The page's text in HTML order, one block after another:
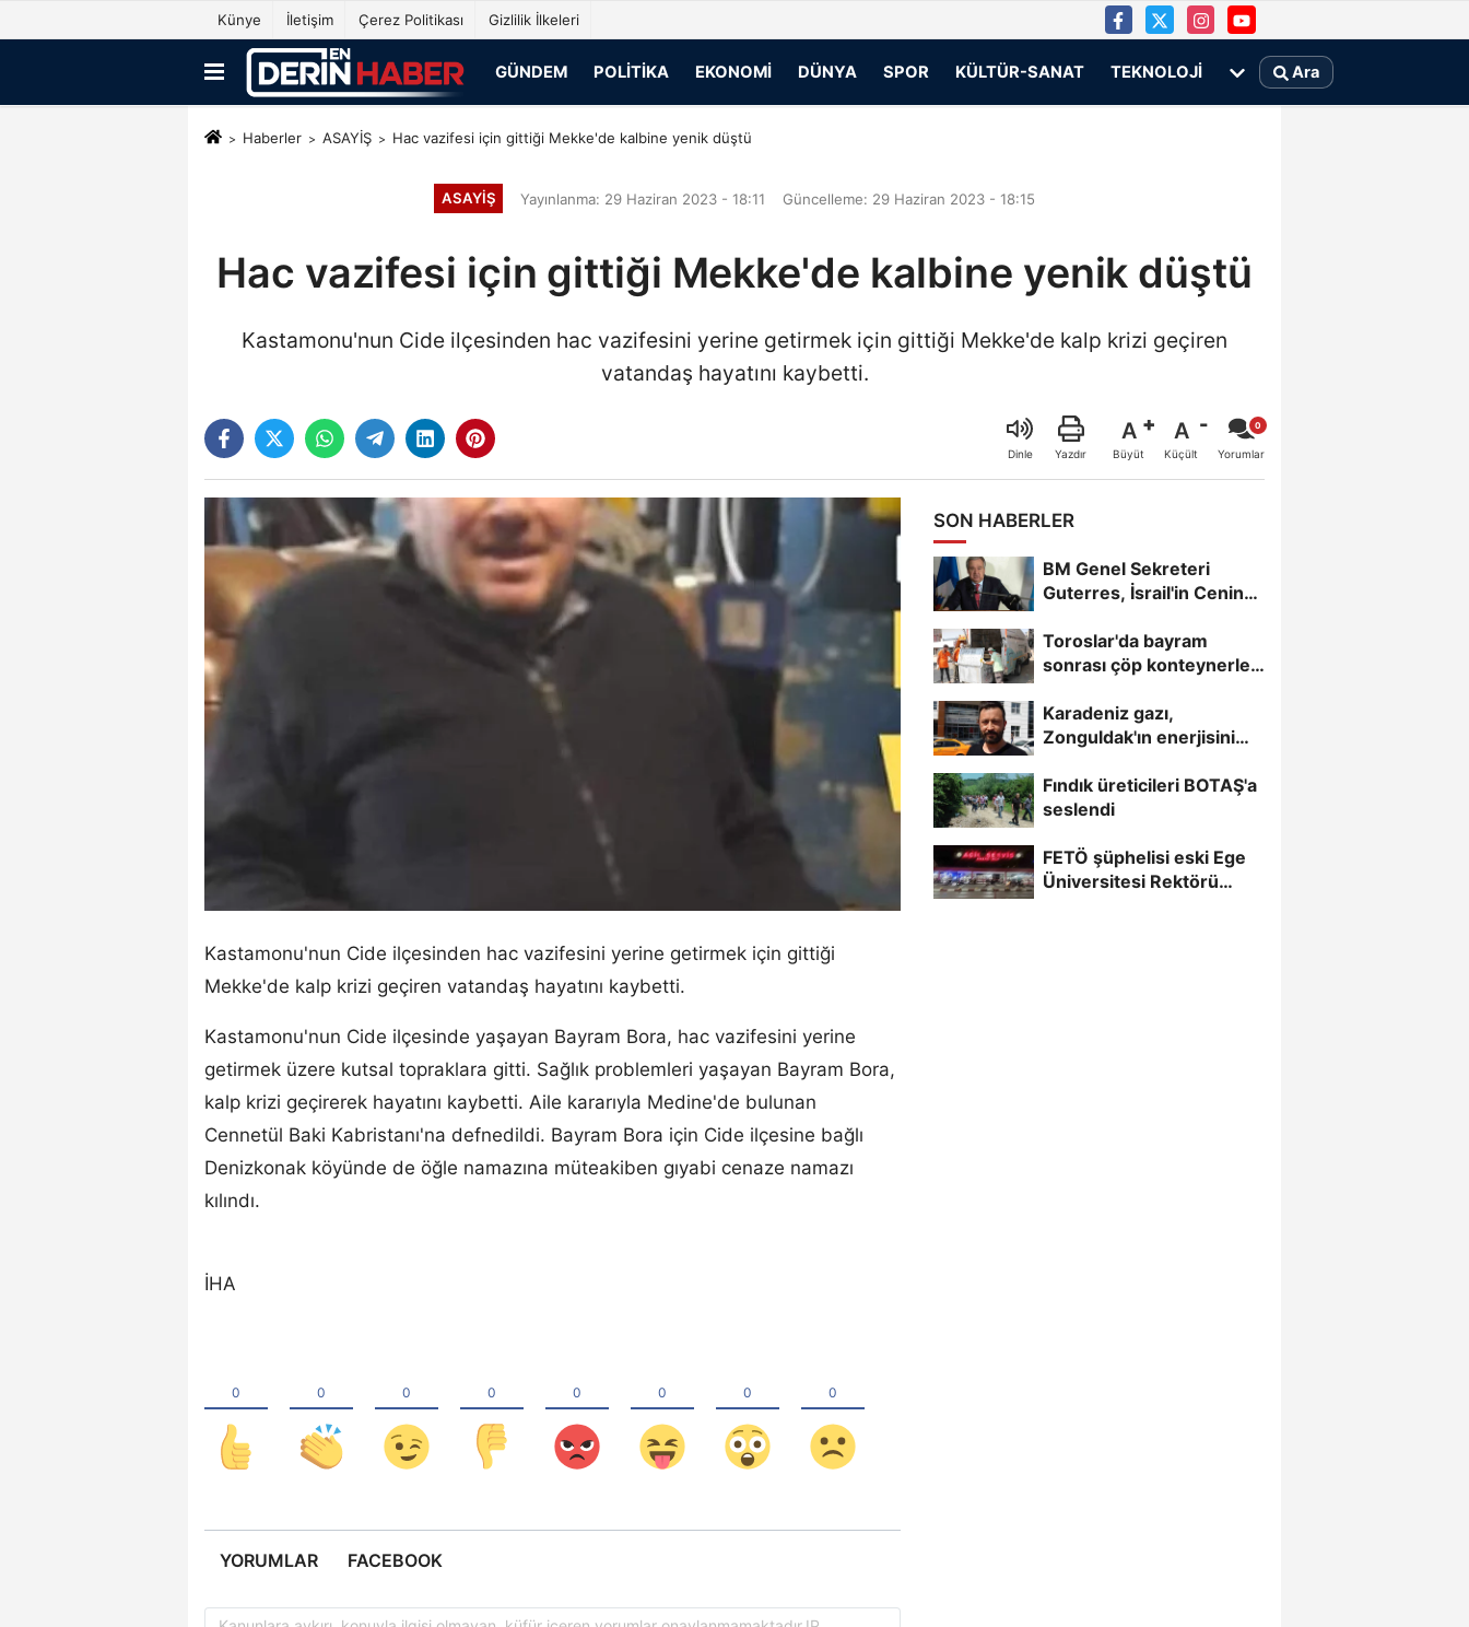
Künye İletişim Çerez Politikası Gizlilik İlkeleri
GÜNDEM POLITIKA EKONOMI DÜNYA SPOR KÜLTÜR-SANAT TEKNOLOJI Ara
Haberler ASAYİŞ Hac vazifesi için gittiği Mekke'de kalbine yenik düştü
ASAYİŞ Yayınlanma: 29 Haziran 2023 - 18:11 Güncelleme: 29 Haziran 2023 - 18:15
Hac vazifesi için gittiği Mekke'de kalbine yenik düştü
Kastamonu'nun Cide ilçesinden hac vazifesini yerine getirmek için gittiği Mekke'de kalp krizi geçiren
vatandaş hayatını kaybetti.
Dinle Yazdır
A
Büyüt
A
Küçült Yorumlar
Kastamonu'nun Cide ilçesinden hac vazifesini yerine getirmek için gittiği
Mekke'de kalp krizi geçiren vatandaş hayatını kaybetti.
Kastamonu'nun Cide ilçesinde yaşayan Bayram Bora, hac vazifesini yerine
getirmek üzere kutsal topraklara gitti. Sağlık problemleri yaşayan Bayram Bora,
kalp krizi geçirerek hayatını kaybetti. Aile kararıyla Medine'de bulunan
Cennetül Baki Kabristanı'na defnedildi. Bayram Bora için Cide ilçesine bağlı
Denizkonak köyünde de öğle namazına müteakiben gıyabi cenaze namazı
kılındı.
İHA
YORUMLAR FACEBOOK
SON HABERLER
BM Genel Sekreteri
Guterres, İsrail'in Cenin
Toroslar'da bayram
sonrası çöp konteynerleri
Karadeniz gazı,
Zonguldak'ın enerjisini
Fındık üreticileri BOTAŞ'a
seslendi
FETÖ şüphelisi eski Ege
Üniversitesi Rektörü